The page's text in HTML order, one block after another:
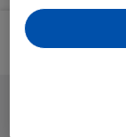
opslaan van
analyseren van
gegevens over